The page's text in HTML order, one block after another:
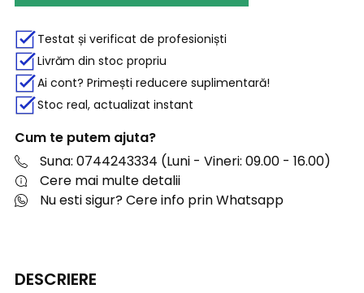
Testat și verificat de profesioniști
Livrăm din stoc propriu
Ai cont? Primești reducere suplimentară!
Stoc real, actualizat instant
Cum te putem ajuta?
Suna: 0744243334 (Luni - Vineri: 09.00 - 16.00)
Cere mai multe detalii
Nu esti sigur? Cere info prin Whatsapp
DESCRIERE